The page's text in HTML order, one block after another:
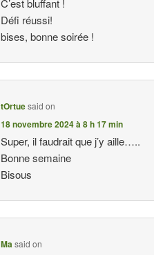
C’est bluffant !
Défi réussi!
bises, bonne soirée !
tOrtuesaid on
18 novembre 2024 à 8 h 17 min
Super, il faudrait que j’y aille…..
Bonne semaine
Bisous
Masaid on